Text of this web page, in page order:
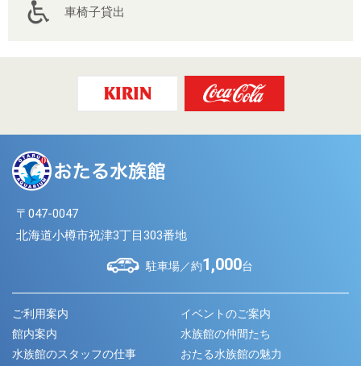
車椅子貸出
〒047-0047
北海道小樽市祝津3丁目303番地
駐車場／約1,000台
ご利用案内
イベントのご案内
館内案内
水族館の仲間たち
水族館のスタッフの仕事
おたる水族館の魅力